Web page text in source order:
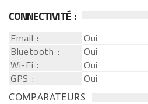
CONNECTIVITÉ :
Email :
Oui
Bluetooth :
Oui
Wi-Fi :
Oui
GPS :
Oui
COMPARATEURS